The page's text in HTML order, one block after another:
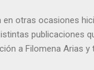
otras ocasiones
publicaciones
a Filomena Arias y